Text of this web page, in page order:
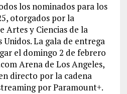
los nominados para los
otorgados por la
Artes y Ciencias de la
Unidos. La gala de entrega
el domingo 2 de febrero
Arena de Los Angeles,
directo por la cadena
por Paramount+.